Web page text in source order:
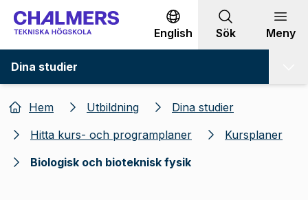
Gå till innehållet
English Sök Meny
Dina studier
Hem Utbildning
Dina studier
Hitta kurs- och programplaner
Kursplaner
Biologisk och bioteknisk fysik